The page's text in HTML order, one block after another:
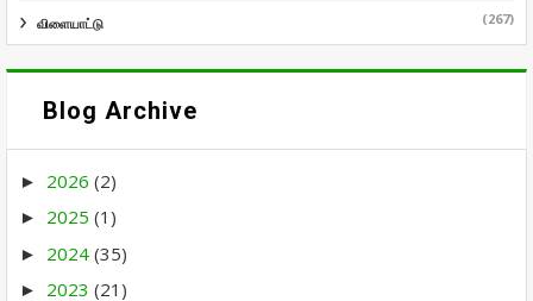
விளையாட்டு (267)
Blog Archive
► 2026 (2)
► 2025 (1)
► 2024 (35)
► 2023 (21)